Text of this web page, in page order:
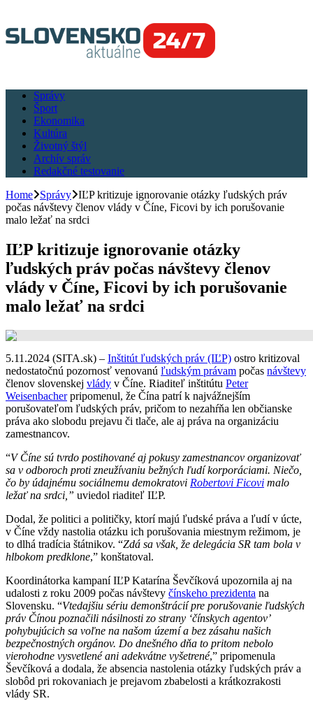
Správy
Šport
Ekonomika
Kultúra
Životný štýl
Archív správ
Redakčné testovanie
Home
Správy IĽP kritizuje ignorovanie otázky ľudských práv
počas návštevy členov vlády v Číne, Ficovi by ich porušovanie
malo ležať na srdci
IĽP kritizuje ignorovanie otázky
ľudských práv počas návštevy členov
vlády v Číne, Ficovi by ich porušovanie
malo ležať na srdci
5.11.2024 (SITA.sk) – Inštitút ľudských práv (IĽP) ostro kritizoval
nedostatočnú pozornosť venovanú ľudským právam počas návštevy
členov slovenskej vlády v Číne. Riaditeľ inštitútu Peter
Weisenbacherpripomenul, že Čína patrí k najvážnejším
porušovateľom ľudských práv, pričom to nezahŕňa len občianske
práva ako slobodu prejavu či tlače, ale aj práva na organizáciu
zamestnancov.
“V Číne sú tvrdo postihované aj pokusy zamestnancov organizovať
sa v odboroch proti zneužívaniu bežných ľudí korporáciami. Niečo,
čo by údajnému sociálnemu demokratovi Robertovi Ficovi malo
ležať na srdci,” uviedol riaditeľ IĽP.
Dodal, že politici a političky, ktorí majú ľudské práva a ľudí v úcte,
v Číne vždy nastolia otázku ich porušovania miestnym režimom, je
to dlhá tradícia štátnikov. “Zdá sa však, že delegácia SR tam bola v
hlbokom predklone,” konštatoval.
Koordinátorka kampaní IĽP Katarína Ševčíková upozornila aj na
udalosti z roku 2009 počas návštevy čínskeho prezidenta na
Slovensku. “Vtedajšiu sériu demonštrácií pre porušovanie ľudských
práv Čínou poznačili násilnosti zo strany ‘čínskych agentov’
pohybujúcich sa voľne na našom území a bez zásahu našich
bezpečnostných orgánov. Do dnešného dňa to pritom nebolo
vierohodne vysvetlené ani adekvátne vyšetrené,” pripomenula
Ševčíková a dodala, že absencia nastolenia otázky ľudských práv a
slobôd pri rokovaniach je prejavom zbabelosti a krátkozrakosti
vlády SR.